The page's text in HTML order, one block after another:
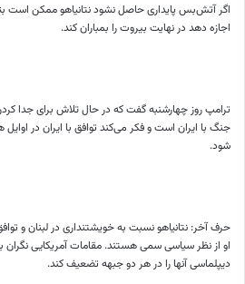
اگر آتش‌بس پایداری حاصل نشود نتانیاهو ممکن است
اجازه دهد در نهایت بیروت را بمباران کند.
ترامپ روز چهارشنبه گفت که در حال تلاش برای جدا
جنگ با ایران است و فکر می‌کند توافق با ایران در
شود.
حرف آخر: نتانیاهو نسبت به خویشتنداری در لبنان و
او از نظر سیاسی سمی هستند. مقامات آمریکایی
دیپلماسی آنها را در هر دو جبهه تضعیف کند.